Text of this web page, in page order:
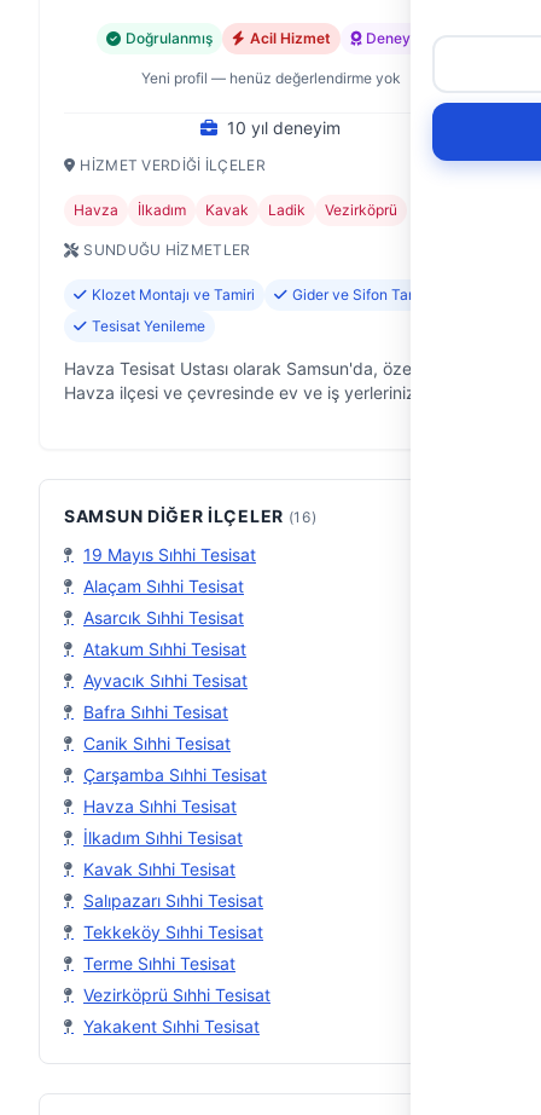
Doğrulanmış Acil Hizmet Deneyimli
Yeni profil — henüz değerlendirme yok
10 yıl deneyim
HIZMET VERDIĞI İLÇELER
Havza İlkadım Kavak Ladik Vezirköprü
SUNDUĞU HIZMETLER
Klozet Montajı ve Tamiri
Gider ve Sifon Tamiri
Tesisat Yenileme
Havza Tesisat Ustası olarak Samsun'da, özellikle
Havza ilçesi ve çevresinde ev ve iş yerlerinizdeki su
SAMSUN DIĞER İLÇELER (16)
19 Mayıs Sıhhi Tesisat
Alaçam Sıhhi Tesisat
Asarcık Sıhhi Tesisat
Atakum Sıhhi Tesisat
Ayvacık Sıhhi Tesisat
Bafra Sıhhi Tesisat
Canik Sıhhi Tesisat
Çarşamba Sıhhi Tesisat
Havza Sıhhi Tesisat
İlkadım Sıhhi Tesisat
Kavak Sıhhi Tesisat
Salıpazarı Sıhhi Tesisat
Tekkeköy Sıhhi Tesisat
Terme Sıhhi Tesisat
Vezirköprü Sıhhi Tesisat
Yakakent Sıhhi Tesisat